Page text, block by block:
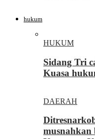
hukum
HUKUM
Sidang Tri
Kuasa
DAERAH
musnahkan